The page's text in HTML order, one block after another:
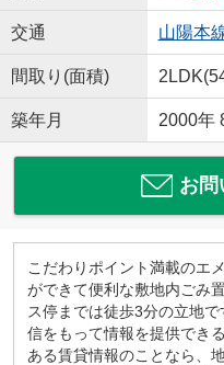
交通 山陽本
間取り(面積)
築年月 2000年
お問
こだわりポイント満載のエ
ができて便利な敷地内ごみ
ス停までは徒歩3分の立地
信をもって情報を提供でき
ある賃貸情報のことなら、